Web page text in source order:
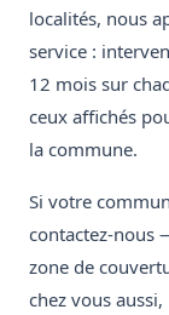
localités, nous
service :
12 mois sur
ceux affichés
la commune.
Si votre
contactez-nous
zone de
chez vous